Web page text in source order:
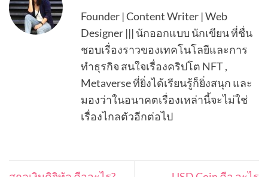
Founder | Content Writer | Web
Designer ||| นักออกแบบ นักเขียน ที่ชื่น
ชอบเรื่องราวของเทคโนโลยีและการ
ทำธุรกิจ สนใจเรื่องคริปโต NFT ,
Metaverse ที่ยิ่งได้เรียนรู้ก็ยิ่งสนุก และ
มองว่าในอนาคตเรื่องเหล่านี้จะไม่ใช่
เรื่องไกลตัวอีกต่อไป